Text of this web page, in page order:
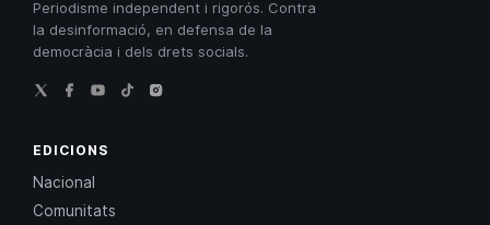
Periodisme independent i rigorós. Contra
la desinformació, en defensa de la
democràcia i dels drets socials.
EDICIONS
Nacional
Comunitats